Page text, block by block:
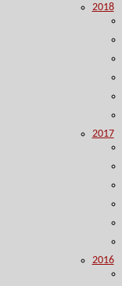
2018
2017
2016